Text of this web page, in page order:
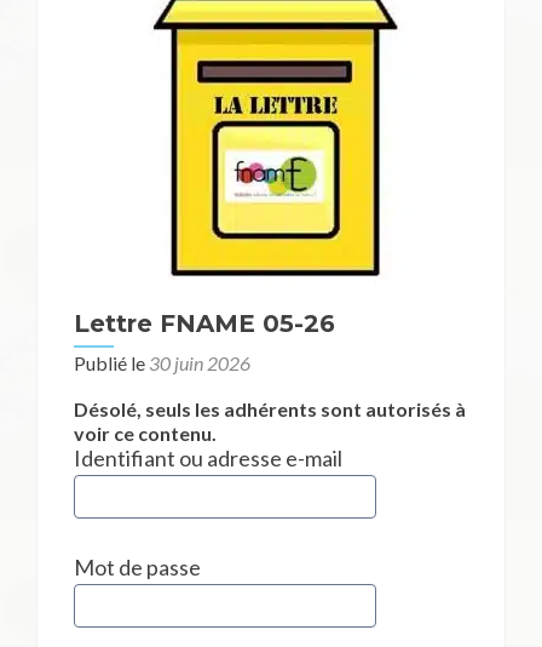
Lettre FNAME 05-26
Publié le 30 juin 2026
Désolé, seuls les adhérents sont autorisés à
voir ce contenu.
Identifiant ou adresse e-mail
Mot de passe